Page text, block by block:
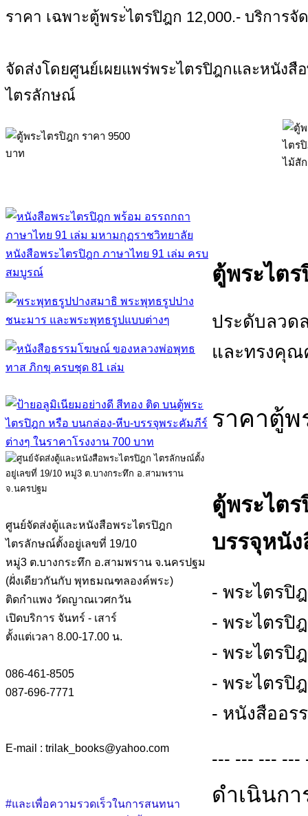
ราคา เฉพาะตู้พระ่ไตรปิฎก 12,000.- บริการจั
จัดส่งโดยศูนย์เผยแพร่พระไตรปิฎกและหนังสื
ไตรลักษณ์
หนังสือพระไตรปิฎก ภาษาไทย 91 เล่ม ครบ
สมบูรณ์
ศูนย์จัดส่งตู้และหนังสือพระไตรปิฎก
ไตรลักษณ์ตั้งอยู่เลขที่ 19/10
หมู่3 ต.บางกระทึก อ.สามพราน จ.นครปฐม
(ฝั่งเดียวกันกับ พุทธมณฑลองค์พระ)
ติดกำแพง วัดญาณเวศกวัน
เปิดบริการ จันทร์ - เสาร์
ตั้งแต่เวลา 8.00-17.00 น.
086-461-8505
087-696-7771
E-mail : trilak_books@yahoo.com
#และเพื่อความรวดเร็วในการสนทนา
ตู้พระไต
ประดับลวด
และทรงคุณ
ราคาตู้พ
ตู้พระไต
บรรจุหนั
- พระไตรปิ
- พระไตรปิ
- พระไตรปิ
- พระไตรปิ
- หนังสืออร
--- --- --- ---
ดำเนินก